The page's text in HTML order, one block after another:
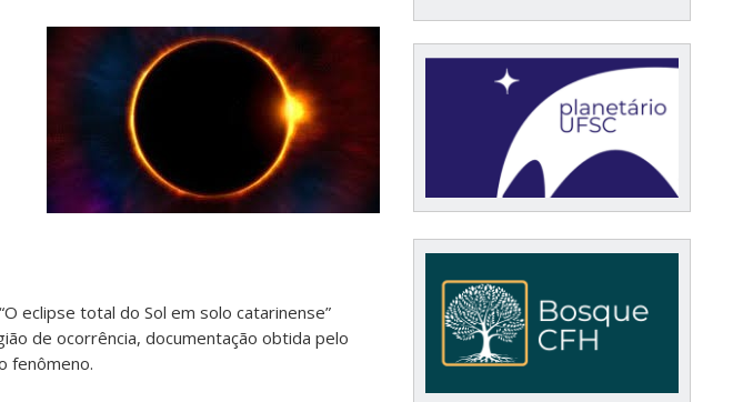
eclipse total do Sol em solo catarinense”
de ocorrência, documentação obtida pelo
fenômeno.